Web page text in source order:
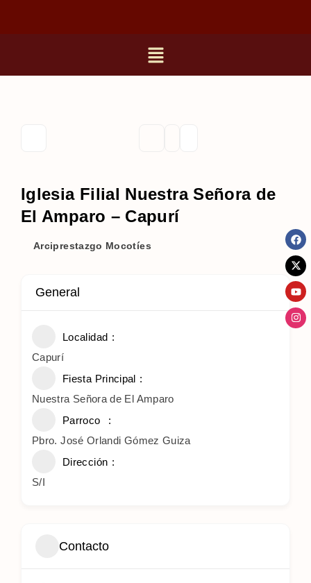
Iglesia Filial Nuestra Señora de
El Amparo – Capurí
Arciprestazgo Mocotíes
General
Localidad
Capurí
Fiesta Principal
Nuestra Señora de El Amparo
Parroco
Pbro. José Orlandi Gómez Guiza
Dirección
S/I
Contacto